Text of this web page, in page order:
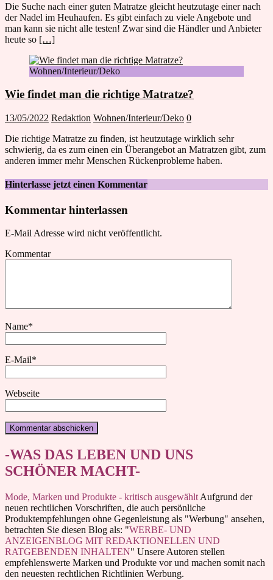
Die Suche nach einer guten Matratze gleicht heutzutage einer nach
der Nadel im Heuhaufen. Es gibt einfach zu viele Angebote und
man kann sie nicht alle testen! Zwar sind die Händler und Anbieter
heute so […]
Wohnen/Interieur/Deko
Wie findet man die richtige Matratze?
13/05/2022 Redaktion Wohnen/Interieur/Deko 0
Die richtige Matratze zu finden, ist heutzutage wirklich sehr
schwierig, da es zum einen ein Überangebot an Matratzen gibt, zum
anderen immer mehr Menschen Rückenprobleme haben.
Hinterlasse jetzt einen Kommentar
Kommentar hinterlassen
E-Mail Adresse wird nicht veröffentlicht.
Kommentar
Name*
E-Mail*
Webseite
-WAS DAS LEBEN UND UNS
SCHÖNER MACHT-
Mode, Marken und Produkte - kritisch ausgewählt Aufgrund der
neuen rechtlichen Vorschriften, die auch persönliche
Produktempfehlungen ohne Gegenleistung als "Werbung" ansehen,
betrachten Sie diesen Blog als: "WERBE- UND
ANZEIGENBLOG MIT REDAKTIONELLEN UND
RATGEBENDEN INHALTEN" Unsere Autoren stellen
empfehlenswerte Marken und Produkte vor und machen somit nach
den neuesten rechtlichen Richtlinien Werbung.